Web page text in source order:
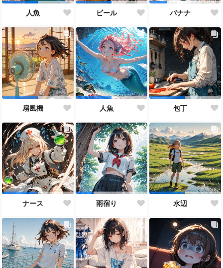
人魚 ビール バナナ
扇風機 人魚 包丁
ナース 雨宿り 水辺